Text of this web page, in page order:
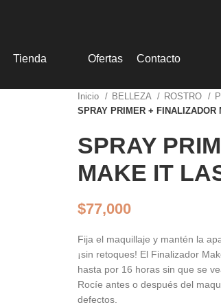
Tienda Ofertas Contacto
Inicio
BELLEZA ROSTRO
SPRAY PRIMER +
SPRAY
MAKE IT
$77,000
Fija el maquillaje y mantén la
¡sin retoques! El Finalizador
hasta por 16 horas sin que se
Rocíe antes o después del
defectos.